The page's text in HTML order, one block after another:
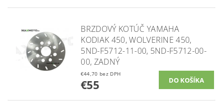
BRZDOVÝ KOTÚČ YAMAHA
KODIAK 450, WOLVERINE 450,
5ND-F5712-11-00, 5ND-F5712-00-
00, ZADNÝ
€44,70 bez DPH
€55